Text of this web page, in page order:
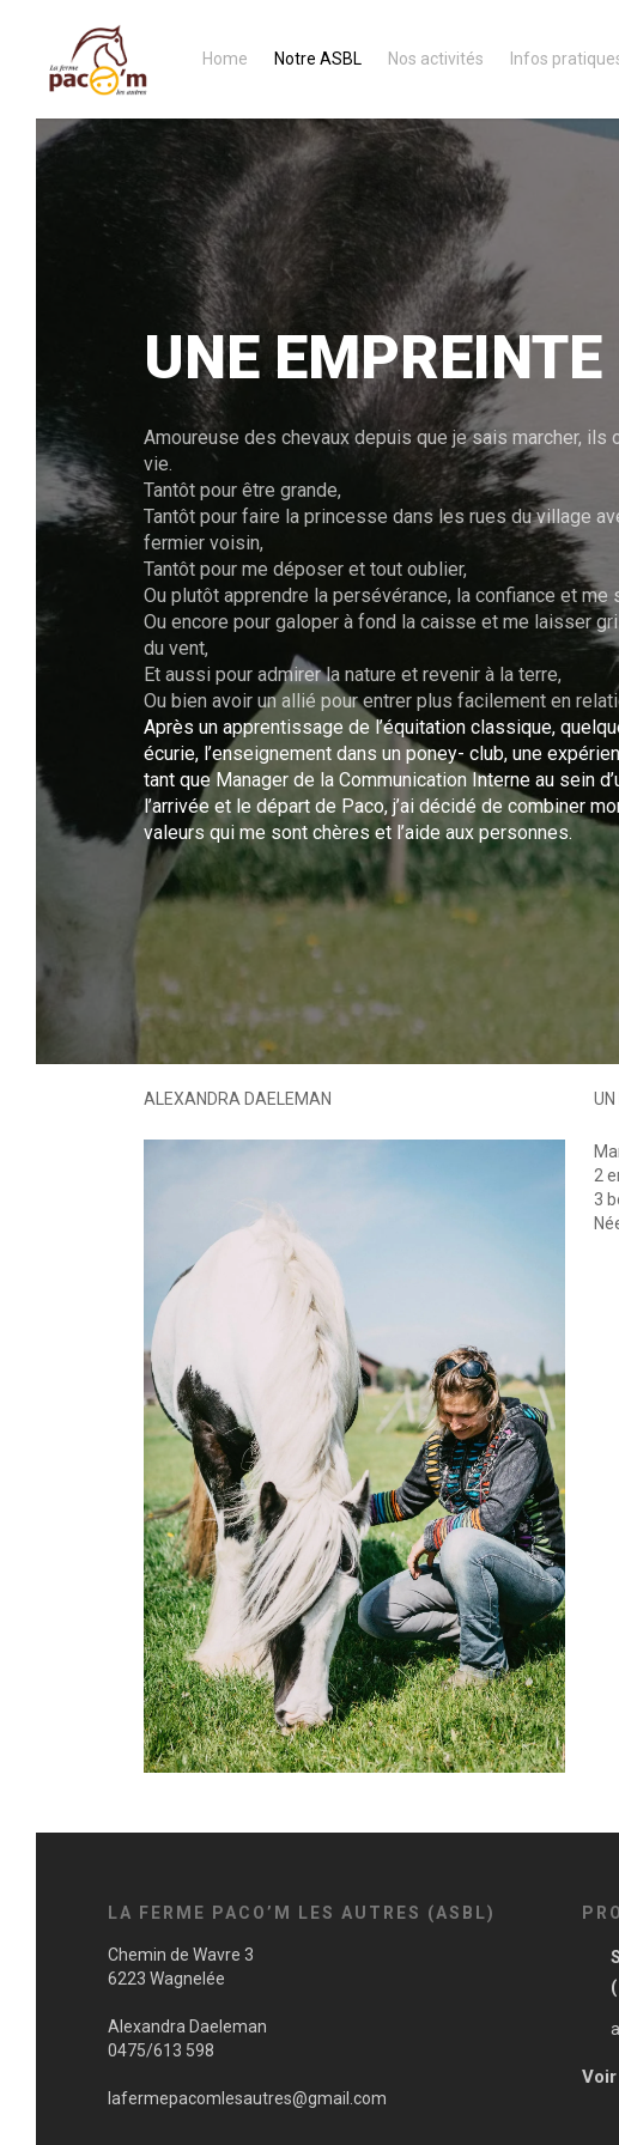
Home Notre ASBL Nos activités Infos
UNE
Amoureuse des chevaux depuis que je sais marcher, ils
vie.
Tantôt pour être grande,
Tantôt pour faire la princesse dans les rues du village
fermier voisin,
Tantôt pour me déposer et tout oublier,
Ou plutôt apprendre la persévérance, la confiance et me
Ou encore pour galoper à fond la caisse et me laisser
du vent,
Et aussi pour admirer la nature et revenir à la terre,
Ou bien avoir un allié pour entrer plus facilement en
Après un apprentissage de l’équitation classique,
écurie, l’enseignement dans un poney- club, une
tant que Manager de la Communication Interne au sein
l’arrivée et le départ de Paco, j’ai décidé de combiner
valeurs qui me sont chères et l’aide aux personnes.
ALEXANDRA DAELEMAN UN
2
3
LA FERME PACO’M LES AUTRES (ASBL)
Chemin de Wavre 3
6223 Wagnelée
Alexandra Daeleman
0475/613 598
lafermepacomlesautres@gmail.com